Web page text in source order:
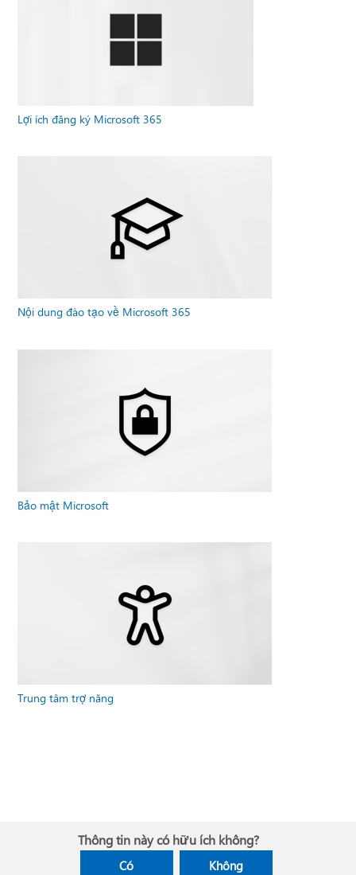
Lợi ích đăng ký Microsoft 365
Nội dung đào tạo về Microsoft 365
Bảo mật Microsoft
Trung tâm trợ năng
Thông tin này có hữu ích không?
Có Không